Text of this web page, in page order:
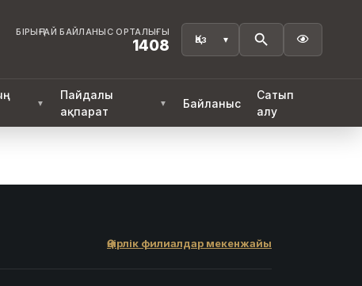
БІРЫҢҒАЙ БАЙЛАНЫС ОРТАЛЫҒЫ
1408 
▼
Пайдалы
ақпарат
▼ Байланыс
Сатып
алу
Өңірлік филиалдар мекенжайы